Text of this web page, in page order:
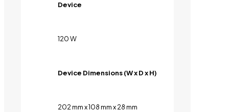
Device
120 W
Device Dimensions (W x D x H)
202 mm x 108 mm x 28 mm